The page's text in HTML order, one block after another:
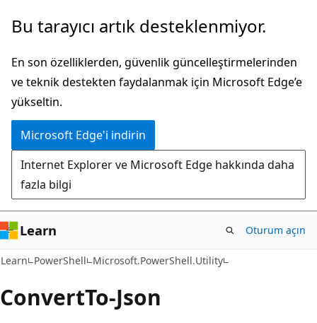
Ana
atla
Sayfa
gezintiye
atla
Bu tarayıcı artık desteklenmiyor.
En son özelliklerden, güvenlik güncelleştirmelerinden
ve teknik destekten faydalanmak için Microsoft Edge’e
yükseltin.
Microsoft Edge'i indirin
Internet Explorer ve Microsoft Edge hakkında daha
fazla bilgi
Learn Oturum açın
Learn PowerShell Microsoft.PowerShell.Utility
ConvertTo-Json